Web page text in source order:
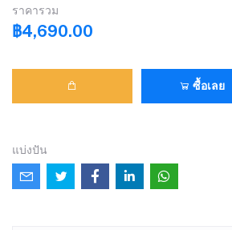
ราคารวม
฿4,690.00
ซื้อเลย
แบ่งปัน